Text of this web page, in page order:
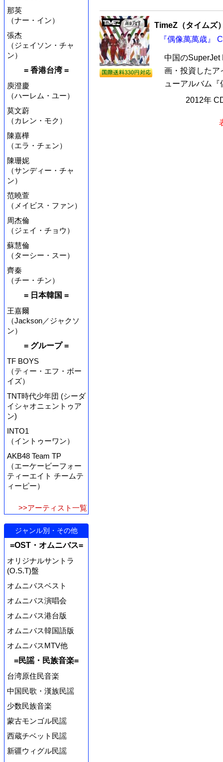
那英
（ナー・イン）
張杰
（ジェイソン・チャ
ン）
= 香港台湾 =
庾澄慶
（ハーレム・ユー）
莫文蔚
（カレン・モク）
陳嘉樺
（エラ・チェン）
陳珊妮
（サンディー・チャ
ン）
范曉萱
（メイビス・ファン）
周杰倫
（ジェイ・チョウ）
蘇慧倫
（ターシー・スー）
齊秦
（チー・チン）
= 日本韓国 =
王嘉爾
（Jackson／ジャクソ
ン）
= グループ =
TF BOYS
（ティー・エフ・ボー
イズ）
TNT時代少年団 (シーダ
イシャオニェントゥア
ン)
INTO1
（イントゥーワン）
AKB48 Team TP
（エーケービーフォー
ティーエイト チームテ
ィーピー）
>>アーティスト一覧
ジャンル別・その他
=OST・オムニバス=
オリジナルサントラ
(O.S.T)盤
オムニバスベスト
オムニバス演唱会
オムニバス港台版
オムニバス韓国語版
オムニバスMTV他
=民謡・民族音楽=
台湾原住民音楽
中国民歌・漢族民謡
少数民族音楽
蒙古モンゴル民謡
西蔵チベット民謡
新疆ウィグル民謡
TimeZ（タイムズ
『偶像萬萬歳』
中国のSuperJet
画・投資したア
ューアルバム
2012年